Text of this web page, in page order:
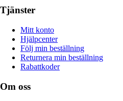
Tjänster
Mitt konto
Hjälpcenter
Följ min beställning
Returnera min beställning
Rabattkoder
Om oss